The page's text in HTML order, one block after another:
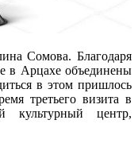
Сомова. Благодаря
в Арцахе объединены
в этом пришлось
третьего визита в
культурный центр,